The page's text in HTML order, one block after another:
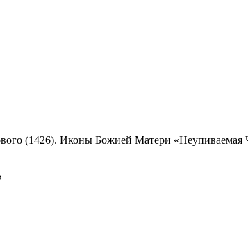
(1426). Иконы Божией Матери «Неупиваемая